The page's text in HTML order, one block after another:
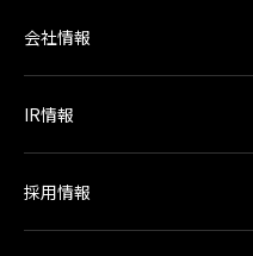
会社情報
IR情報
採用情報